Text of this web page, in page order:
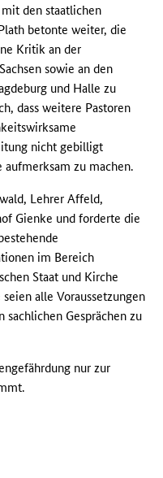
den staatlichen
betonte weiter, die
Kritik an der
sowie an den
und Halle zu
dass weitere Pastoren
nicht gebilligt
zu machen.
Lehrer Affeld,
Gienke und forderte die
im Bereich
Staat und Kirche
alle Voraussetzungen
sachlichen Gesprächen zu
nur zur